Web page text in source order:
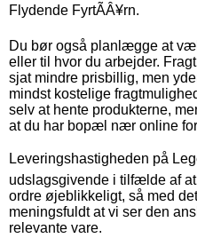
Flydende FyrtÃÂ¥rn.
Du bør også planlægge at
eller til hvor du arbejder.
sjat mindre prisbillig, men
mindst kostelige
selv at hente produkterne,
at du har bopæl nær online
Leveringshastigheden på
udslagsgivende i tilfælde af
ordre øjeblikkeligt, så med
meningsfuldt at vi ser den
relevante vare.